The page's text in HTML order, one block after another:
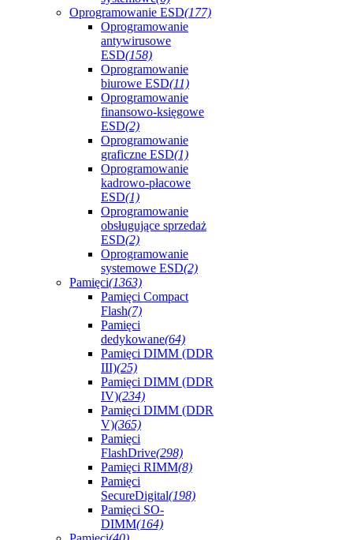
Oprogramowanie ESD(177)
Oprogramowanie
antywirusowe
ESD(158)
Oprogramowanie
biurowe ESD(11)
Oprogramowanie
finansowo-księgowe
ESD(2)
Oprogramowanie
graficzne ESD(1)
Oprogramowanie
kadrowo-płacowe
ESD(1)
Oprogramowanie
obsługujące sprzedaż
ESD(2)
Oprogramowanie
systemowe ESD(2)
Pamięci(1363)
Pamięci Compact
Flash(7)
Pamięci
dedykowane(64)
Pamięci DIMM (DDR
III)(25)
Pamięci DIMM (DDR
IV)(234)
Pamięci DIMM (DDR
V)(365)
Pamięci
FlashDrive(298)
Pamięci RIMM(8)
Pamięci
SecureDigital(198)
Pamięci SO-
DIMM(164)